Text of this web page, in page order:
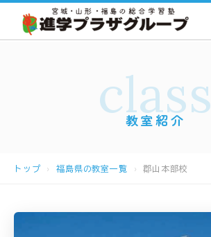
class
教室紹介
トップ 福島県の教室一覧 郡山本部校